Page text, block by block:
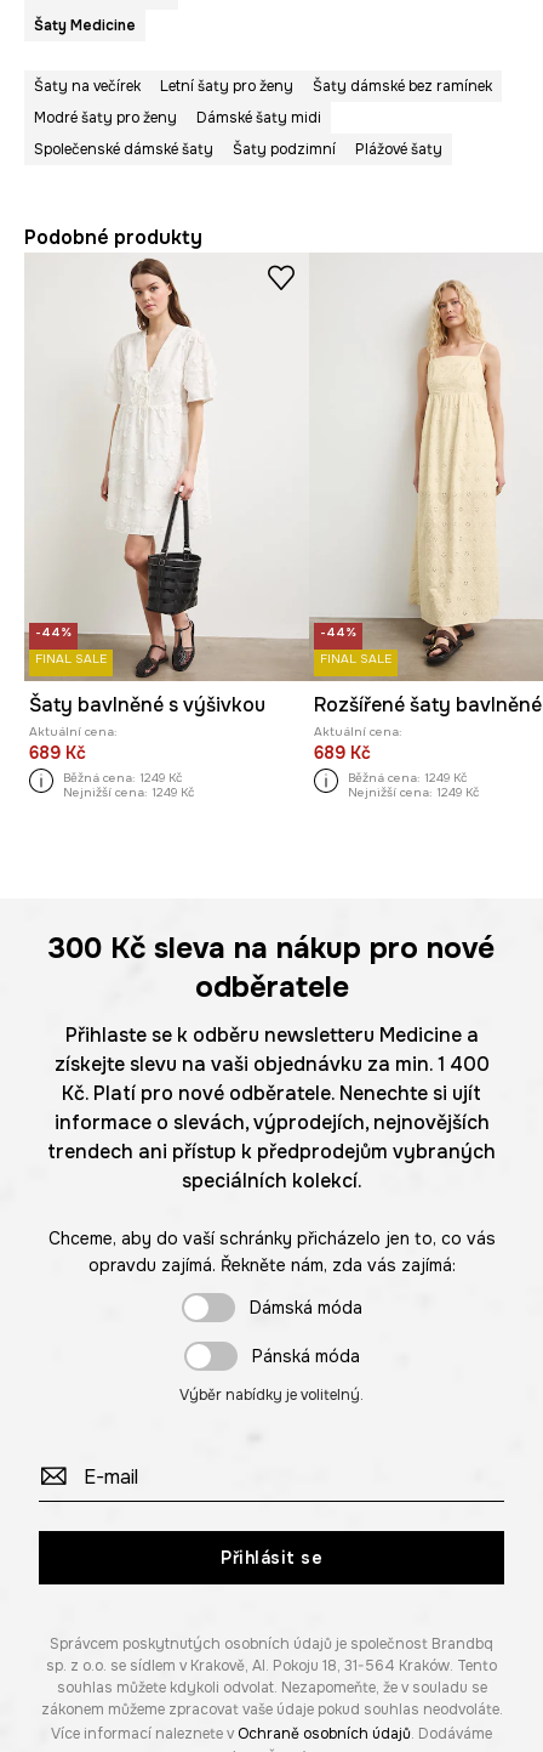
Šaty Medicine
Šaty na večírek Letní šaty pro ženy
Šaty dámské bez ramínek
Modré šaty pro ženy
Dámské šaty midi
Společenské dámské šaty
Šaty podzimní Plážové šaty
Podobné produkty
-44%
FINAL SALE
Šaty bavlněné s výšivkou
Aktuální cena:
689 Kč
Běžná cena: 1249 Kč
Nejnižší cena: 1249 Kč
-44%
FINAL SALE
Aktuální cena:
689 Kč
Běžná cena: 1249 Kč
Nejnižší cena: 1249 Kč
300 Kč sleva na nákup pro nové
odběratele
Přihlaste se k odběru newsletteru Medicine a
získejte slevu na vaši objednávku za min. 1 400
Kč. Platí pro nové odběratele. Nenechte si ujít
informace o slevách, výprodejích, nejnovějších
trendech ani přístup k předprodejům vybraných
speciálních kolekcí.
Chceme, aby do vaší schránky přicházelo jen to, co vás
opravdu zajímá. Řekněte nám, zda vás zajímá:
Dámská móda
Pánská móda
Výběr nabídky je volitelný.
Přihlásit se
Správcem poskytnutých osobních údajů je společnost Brandbq
sp. z o.o. se sídlem v Krakově, Al. Pokoju 18, 31-564 Kraków. Tento
souhlas můžete kdykoli odvolat. Nezapomeňte, že v souladu se
zákonem můžeme zpracovat vaše údaje pokud souhlas neodvoláte.
Více informací naleznete v Ochraně osobních údajů. Dodáváme